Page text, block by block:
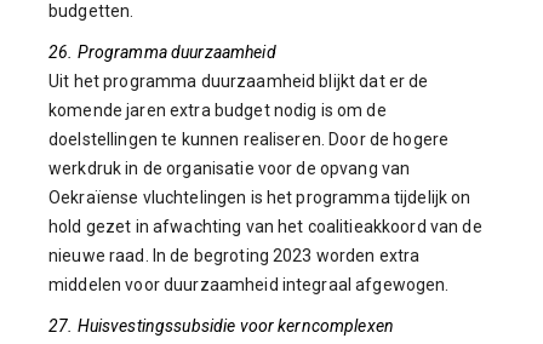
budgetten.
26. Programma duurzaamheid
Uit het programma duurzaamheid blijkt dat er de
komende jaren extra budget nodig is om de
doelstellingen te kunnen realiseren. Door de hogere
werkdruk in de organisatie voor de opvang van
Oekraïense vluchtelingen is het programma tijdelijk on
hold gezet in afwachting van het coalitieakkoord van de
nieuwe raad. In de begroting 2023 worden extra
middelen voor duurzaamheid integraal afgewogen.
27. Huisvestingssubsidie voor kerncomplexen